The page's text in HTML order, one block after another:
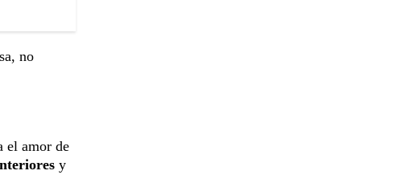
no
el amor de
y